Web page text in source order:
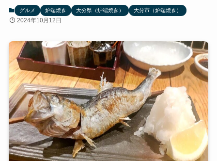
グルメ 炉端焼き 大分県（炉端焼き） 大分市（炉端焼き）
2024年10月12日